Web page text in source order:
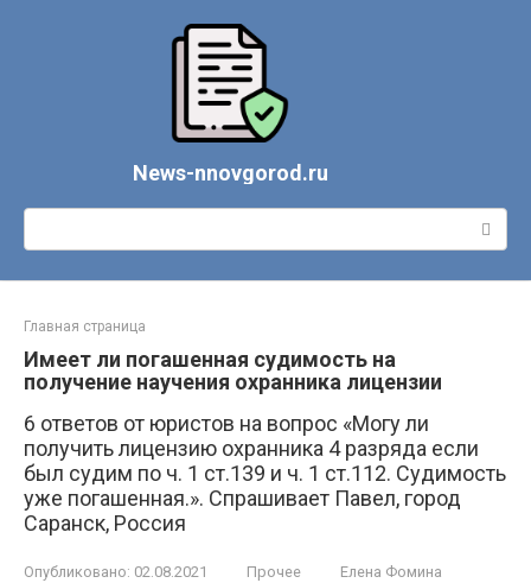
News-nnovgorod.ru
Поиск:
Главная страница
Имеет ли погашенная судимость на
получение научения охранника лицензии
6 ответов от юристов на вопрос «Могу ли
получить лицензию охранника 4 разряда если
был судим по ч. 1 ст.139 и ч. 1 ст.112. Судимость
уже погашенная.». Спрашивает Павел, город
Саранск, Россия
Опубликовано: 02.08.2021 Прочее Елена Фомина